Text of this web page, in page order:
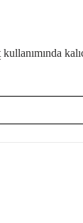
kullanımında